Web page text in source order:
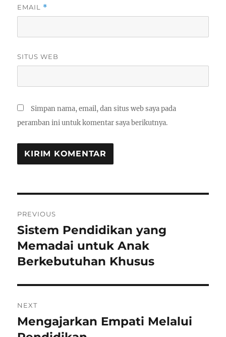
EMAIL *
SITUS WEB
Simpan nama, email, dan situs web saya pada
peramban ini untuk komentar saya berikutnya.
pos
PREVIOUS
Previous
post:
Sistem Pendidikan yang
Memadai untuk Anak
Berkebutuhan Khusus
NEXT
Next
post:
Mengajarkan Empati Melalui